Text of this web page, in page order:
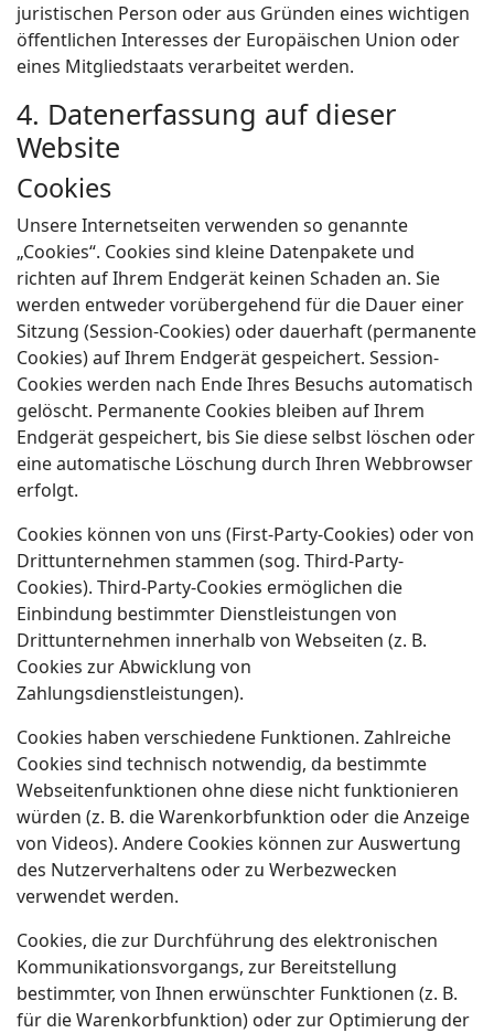
juristischen Person oder aus Gründen eines wichtigen
öffentlichen Interesses der Europäischen Union oder
eines Mitgliedstaats verarbeitet werden.
4. Datenerfassung auf dieser
Website
Cookies
Unsere Internetseiten verwenden so genannte
„Cookies“. Cookies sind kleine Datenpakete und
richten auf Ihrem Endgerät keinen Schaden an. Sie
werden entweder vorübergehend für die Dauer einer
Sitzung (Session-Cookies) oder dauerhaft (permanente
Cookies) auf Ihrem Endgerät gespeichert. Session-
Cookies werden nach Ende Ihres Besuchs automatisch
gelöscht. Permanente Cookies bleiben auf Ihrem
Endgerät gespeichert, bis Sie diese selbst löschen oder
eine automatische Löschung durch Ihren Webbrowser
erfolgt.
Cookies können von uns (First-Party-Cookies) oder von
Drittunternehmen stammen (sog. Third-Party-
Cookies). Third-Party-Cookies ermöglichen die
Einbindung bestimmter Dienstleistungen von
Drittunternehmen innerhalb von Webseiten (z. B.
Cookies zur Abwicklung von
Zahlungsdienstleistungen).
Cookies haben verschiedene Funktionen. Zahlreiche
Cookies sind technisch notwendig, da bestimmte
Webseitenfunktionen ohne diese nicht funktionieren
würden (z. B. die Warenkorbfunktion oder die Anzeige
von Videos). Andere Cookies können zur Auswertung
des Nutzerverhaltens oder zu Werbezwecken
verwendet werden.
Cookies, die zur Durchführung des elektronischen
Kommunikationsvorgangs, zur Bereitstellung
bestimmter, von Ihnen erwünschter Funktionen (z. B.
für die Warenkorbfunktion) oder zur Optimierung der